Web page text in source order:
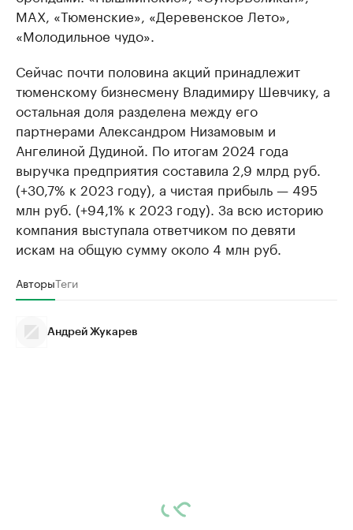
MAX, «Тюменские», «Деревенское Лето»,
«Молодильное чудо».
Сейчас почти половина акций принадлежит
тюменскому бизнесмену Владимиру Шевчику, а
остальная доля разделена между его
партнерами Александром Низамовым и
Ангелиной Дудиной. По итогам 2024 года
выручка предприятия составила 2,9 млрд руб.
(+30,7% к 2023 году), а чистая прибыль — 495
млн руб. (+94,1% к 2023 году). За всю историю
компания выступала ответчиком по девяти
искам на общую сумму около 4 млн руб.
АвторыТеги
Андрей Жукарев